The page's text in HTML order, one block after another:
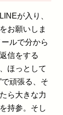
が入り、
お願いしま
ルで分から
信をする
ほっとして
で頑張る、そ
ら大きな力
持参。そし